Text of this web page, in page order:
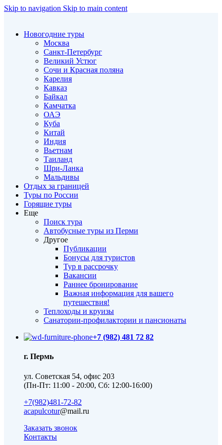
Skip to navigation Skip to main content
Новогодние туры
Москва
Санкт-Петербург
Великий Устюг
Сочи и Красная поляна
Карелия
Кавказ
Байкал
Камчатка
ОАЭ
Куба
Китай
Индия
Вьетнам
Таиланд
Шри-Ланка
Мальдивы
Отдых за границей
Туры по России
Горящие туры
Еще
Поиск тура
Автобусные туры из Перми
Другое
Публикации
Бонусы для туристов
Тур в рассрочку
Вакансии
Раннее бронирование
Важная информация для вашего
путешествия!
Теплоходы и круизы
Санатории-профилактории и пансионаты
+7 (982) 481 72 82
г. Пермь
ул. Советская 54, офис 203
(Пн-Пт: 11:00 - 20:00, Сб: 12:00-16:00)
+7(982)481-72-82
acapulcotur@mail.ru
Заказать звонок
Контакты